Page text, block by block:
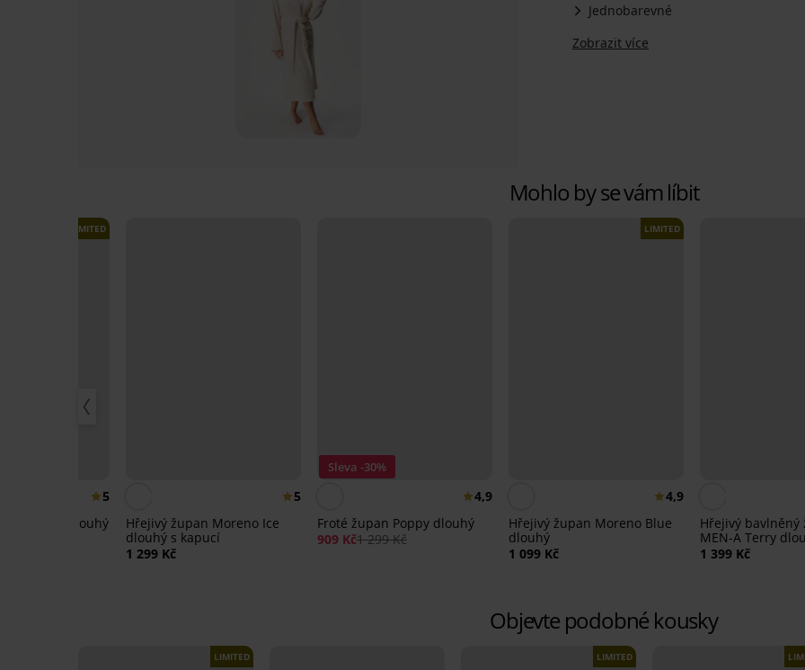
Jednobarevné
Zobrazit více
Mohlo by se vám líbit
LIMITED
5
Dionne dlouhý
5
Hřejivý župan Moreno Ice
dlouhý s kapucí
1 299 Kč
Sleva -30%
4,9
Froté župan Poppy dlouhý
909 Kč1 299 Kč
LIMITED
4,9
Hřejivý župan Moreno Blue
dlouhý
1 099 Kč
Hřejivý bavlněný
MEN-A Terry
1 399 Kč
Objevte podobné kousky
LIMITED LIMITED